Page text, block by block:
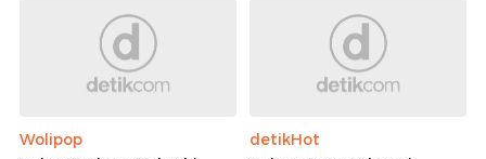
Wolipop
detikHot